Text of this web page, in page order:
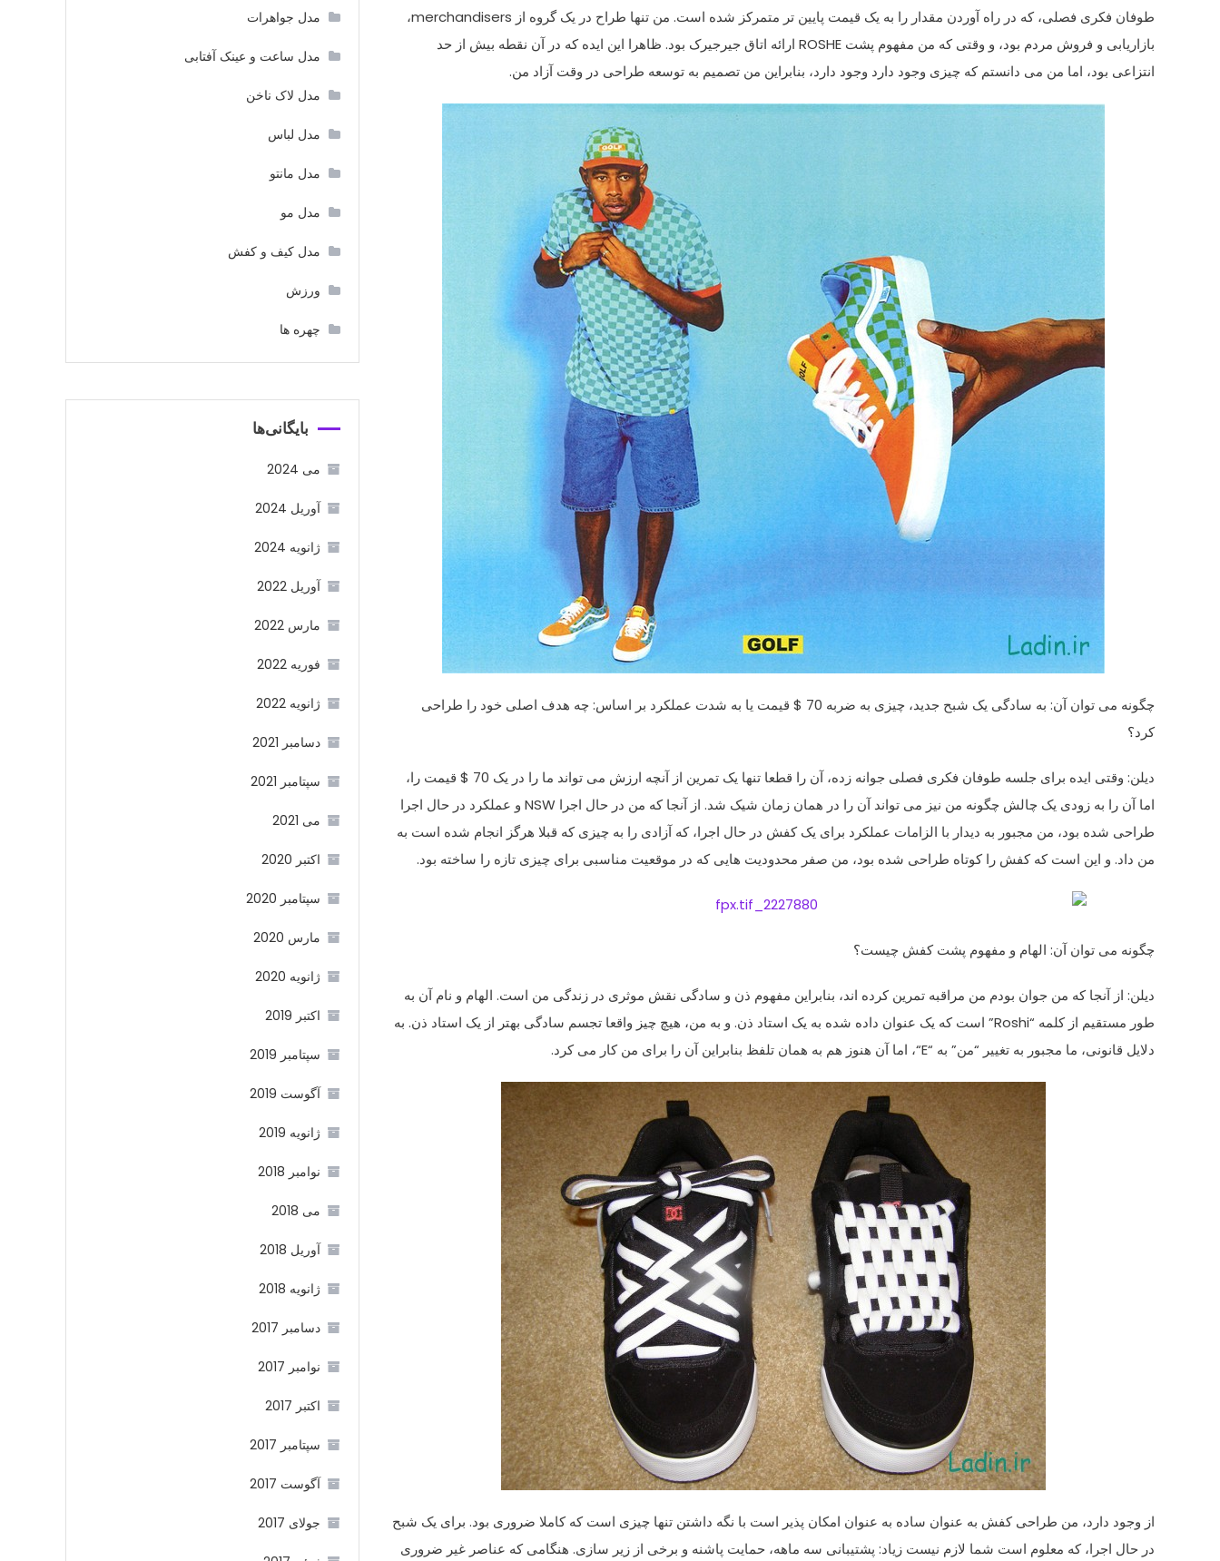
طوفان فکری فصلی، که در راه آوردن مقدار را به یک قیمت پایین تر متمرکز شده است. من تنها طراح در یک گروه از merchandisers
،
بازاریابی و فروش مردم بود، و وقتی که من مفهوم پشت ROSHE ارائه اتاق جیرجیرک بود. ظاهرا این ایده که در آن نقطه بیش از حد
انتزاعی بود، اما من می دانستم که چیزی وجود دارد وجود دارد، بنابراین من تصمیم به توسعه طراحی در وقت آزاد من.
چگونه می توان آن: به سادگی یک شبح جدید، چیزی به ضربه 70 $ قیمت یا به شدت عملکرد بر اساس: چه هدف اصلی خود را طراحی
کرد؟
دیلن: وقتی ایده برای جلسه طوفان فکری فصلی جوانه زده، آن را قطعا تنها یک تمرین از آنچه ارزش می تواند ما را در یک 70
$ قیمت را،
اما آن را به زودی یک چالش چگونه من نیز می تواند آن را در همان زمان شیک شد. از آنجا که من در حال اجرا NSW و عملکرد در حال اجرا
طراحی شده بود، من مجبور به دیدار با الزامات عملکرد برای یک کفش در حال اجرا، که آزادی را به چیزی که قبلا هرگز انجام شده است به
من داد. و این است که کفش را کوتاه طراحی شده بود، من صفر محدودیت هایی که در موقعیت مناسبی برای چیزی تازه را ساخته بود.
چگونه می توان آن: الهام و مفهوم پشت کفش چیست؟
دیلن: از آنجا که من جوان بودم من مراقبه تمرین کرده اند، بنابراین مفهوم ذن و سادگی نقش موثری در زندگی من است. الهام و نام آن به
طور مستقیم از کلمه “Roshi” است که یک عنوان داده شده به یک استاد ذن. و به من، هیچ چیز واقعا تجسم سادگی بهتر از یک استاد ذن. به
دلایل قانونی، ما مجبور به تغییر “من” به “E “، اما آن هنوز هم به همان تلفظ بنابراین آن را برای من کار می کرد.
از وجود دارد، من طراحی کفش به عنوان ساده به عنوان امکان پذیر است با نگه داشتن تنها چیزی است که کاملا ضروری بود. برای یک شبح
در حال اجرا، که معلوم است شما لازم نیست زیاد: پشتیبانی سه ماهه، حمایت پاشنه و برخی از زیر سازی. هنگامی که عناصر غیر ضروری
مدل جواهرات
مدل ساعت و عینک آفتابی
مدل لاک ناخن
مدل لباس
مدل مانتو
مدل مو
مدل کیف و کفش
ورزش
چهره ها
بایگانی‌ها
می 2024
آوریل 2024
ژانویه 2024
آوریل 2022
مارس 2022
فوریه 2022
ژانویه 2022
دسامبر 2021
سپتامبر 2021
می 2021
اکتبر 2020
سپتامبر 2020
مارس 2020
ژانویه 2020
اکتبر 2019
سپتامبر 2019
آگوست 2019
ژانویه 2019
نوامبر 2018
می 2018
آوریل 2018
ژانویه 2018
دسامبر 2017
نوامبر 2017
اکتبر 2017
سپتامبر 2017
آگوست 2017
جولای 2017